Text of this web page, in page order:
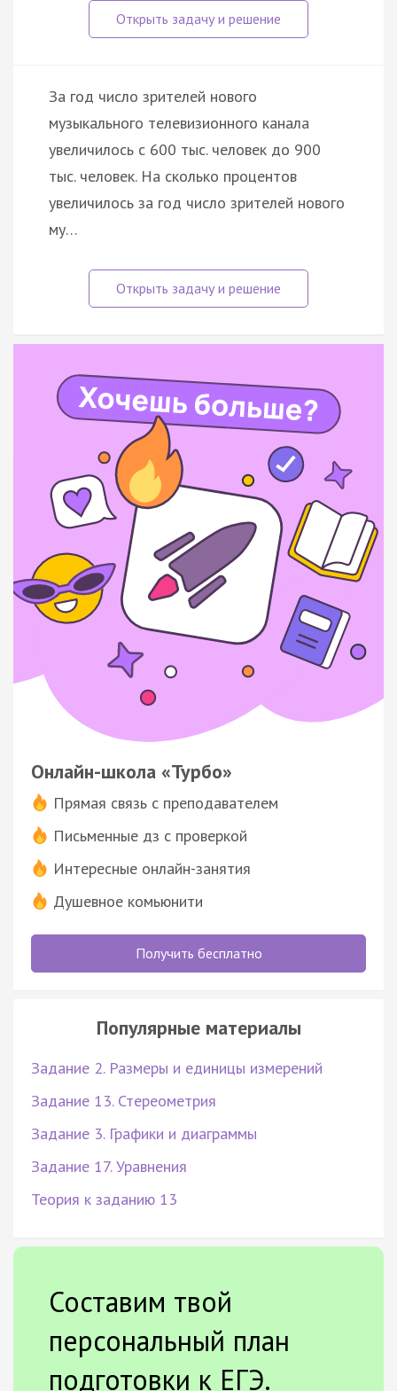
За год число зрителей нового
музыкального телевизионного канала
увеличилось с 600 тыс. человек до 900
тыс. человек. На сколько процентов
увеличилось за год число зрителей нового
му…
Онлайн-школа «Турбо»
Прямая связь с преподавателем
Письменные дз с проверкой
Интересные онлайн-занятия
Душевное комьюнити
Получить бесплатно
Популярные материалы
Задание 2. Размеры и единицы измерений
Задание 13. Стереометрия
Задание 3. Графики и диаграммы
Задание 17. Уравнения
Теория к заданию 13
Составим твой
персональный план
подготовки к ЕГЭ.